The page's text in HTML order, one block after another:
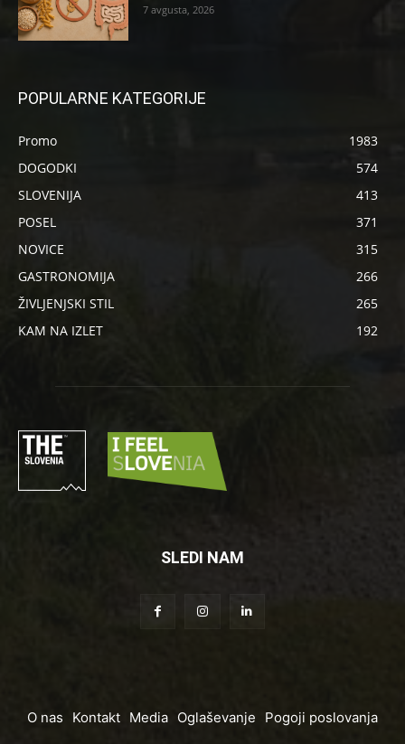
7 avgusta, 2026
POPULARNE KATEGORIJE
Promo
1983
DOGODKI
574
SLOVENIJA
413
POSEL
371
NOVICE
315
GASTRONOMIJA
266
ŽIVLJENJSKI STIL
265
KAM NA IZLET
192
SLEDI NAM
O nas Kontakt Media Oglaševanje Pogoji poslovanja